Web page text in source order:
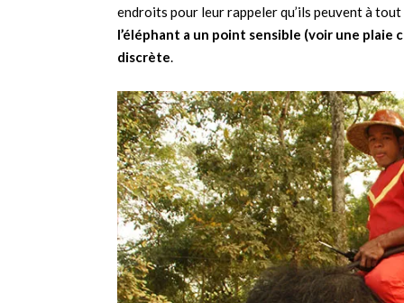
endroits pour leur rappeler qu’ils peuvent à
l’éléphant a un point sensible (voir une
discrète.